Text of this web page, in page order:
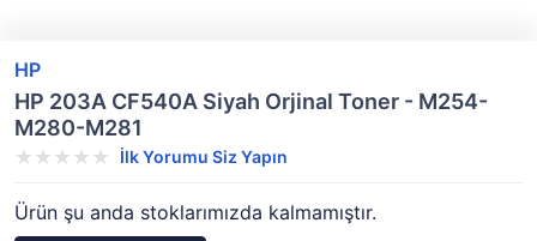
HP
HP 203A CF540A Siyah Orjinal Toner - M254-
M280-M281
İlk Yorumu Siz Yapın
Ürün şu anda stoklarımızda kalmamıştır.